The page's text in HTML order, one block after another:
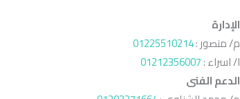
الإدارة
م/ منصور :01225510214
ا/ اسراء :01212356007
الدعم الفنى